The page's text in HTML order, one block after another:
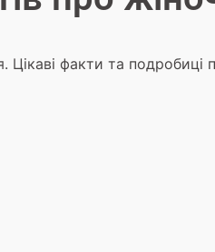
факти та подробиці